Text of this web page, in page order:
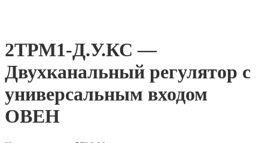
2ТРМ1-Д.У.КС —
Двухканальный регулятор с
универсальным входом
ОВЕН